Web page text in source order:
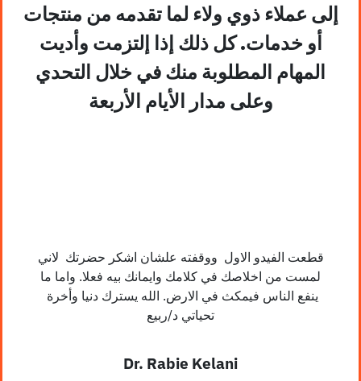
إلى عملاء ذوي ولاء لما تقدمه من منتجات
أو خدمات. كل ذلك إذا إلتزمت وأديت
المهام المطلوبة منك في خلال التحدي
وعلى مدار الأيام الأربعة
قطعت الفيدو الاول ووقفته علشان اشكر حضرتك لاني
لمست من اخلاصك في كلامك وايمانك بيه فعلا. واما ما
ينفع الناس فيمكث في الارض. الله يسترك دنيا وأخرة
تحياتي د/ربيع
Dr. Rabie Kelani